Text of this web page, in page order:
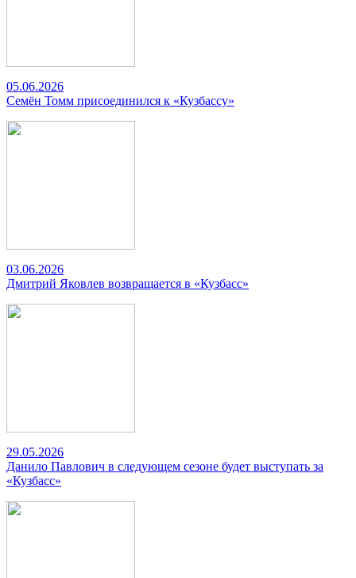
05.06.2026
Семён Томм присоединился к «Кузбассу»
03.06.2026
Дмитрий Яковлев возвращается в «Кузбасс»
29.05.2026
Данило Павлович в следующем сезоне будет выступать за
«Кузбасс»